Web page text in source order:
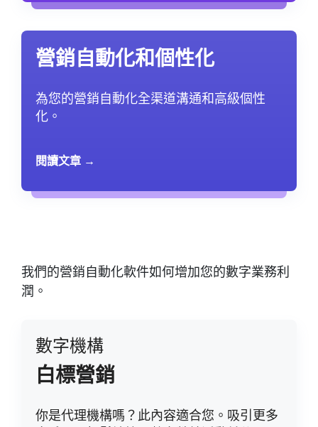
營銷自動化和個性化
為您的營銷自動化全渠道溝通和高級個性
化。
閱讀文章 →
我們的營銷自動化軟件如何增加您的數字業務利
潤。
數字機構
白標營銷
你是代理機構嗎？此內容適合您。吸引更多